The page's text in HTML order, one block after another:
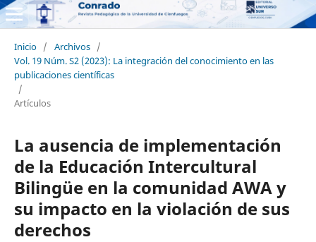
Inicio / Archivos /
Vol. 19 Núm. S2 (2023): La integración del conocimiento en las
publicaciones científicas
/
Artículos
La ausencia de implementación
de la Educación Intercultural
Bilingüe en la comunidad AWA y
su impacto en la violación de sus
derechos